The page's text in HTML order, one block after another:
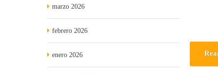
marzo 2026
febrero 2026
enero 2026